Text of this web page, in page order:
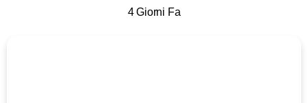
4 Giorni Fa